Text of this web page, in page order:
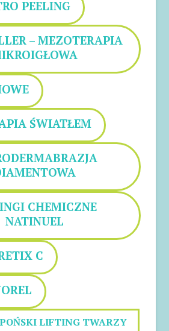
PEELING
– MEZOTERAPIA
ŚWIATŁEM
CHEMICZNE
NATINUEL
C
LIFTING TWARZY